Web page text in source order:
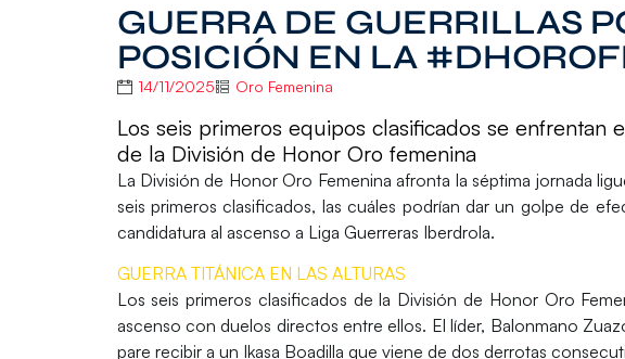
GUERRA DE GUERRILLAS
POSICIÓN EN LA
14/11/2025 Oro Femenina
Los seis primeros equipos clasificados se enfrentan
de la División de Honor Oro femenina
La División de Honor Oro Femenina afronta la séptima jornada
seis primeros clasificados, las cuáles podrían dar un golpe de
candidatura al ascenso a Liga Guerreras Iberdrola.
GUERRA TITÁNICA EN LAS ALTURAS
Los seis primeros clasificados de la División de Honor Oro
ascenso con duelos directos entre ellos. El líder, Balonmano
pare recibir a un Ikasa Boadilla que viene de dos derrotas